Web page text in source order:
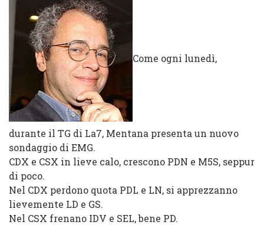
Come ogni lunedì,
durante il TG di La7, Mentana presenta un nuovo
sondaggio di EMG.
CDX e CSX in lieve calo, crescono PDN e M5S, seppur
di poco.
Nel CDX perdono quota PDL e LN, si apprezzanno
lievemente LD e GS.
Nel CSX frenano IDV e SEL, bene PD.